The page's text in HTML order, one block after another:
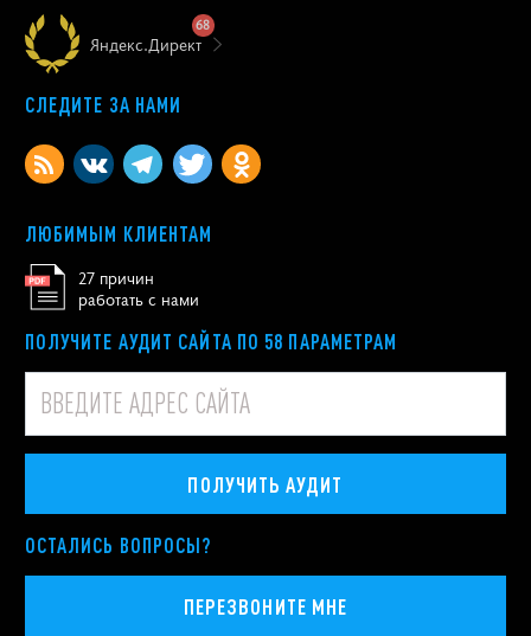
Яндекс.Директ
68
СЛЕДИТЕ ЗА НАМИ
ЛЮБИМЫМ КЛИЕНТАМ
27 причин
работать с нами
ПОЛУЧИТЕ АУДИТ САЙТА ПО 58 ПАРАМЕТРАМ
ПОЛУЧИТЬ АУДИТ
ОСТАЛИСЬ ВОПРОСЫ?
ПЕРЕЗВОНИТЕ МНЕ